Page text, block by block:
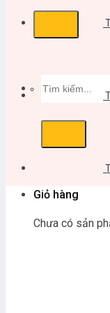
kiếm:
Giỏ hàng
Chưa có sản